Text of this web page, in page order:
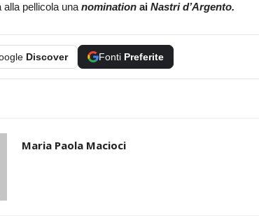
pellicola una nomination ai Nastri d’Argento.
Discover Fonti Preferite
Maria Paola Macioci